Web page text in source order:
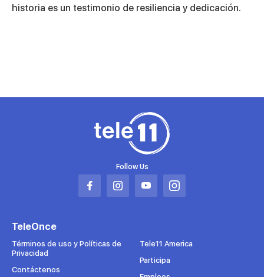
historia es un testimonio de resiliencia y dedicación.
Follow Us
Abrir
pestaña
Abrir
pestaña
Abrir
pestaña
Abrir
pestaña
TeleOnce
Términos de uso y Políticas de
Privacidad
Contáctenos
Tele11 America
Participa